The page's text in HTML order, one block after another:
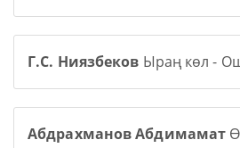
Г.С. Ниязбеков Ыраң көл -
Абдрахманов Абдимамат